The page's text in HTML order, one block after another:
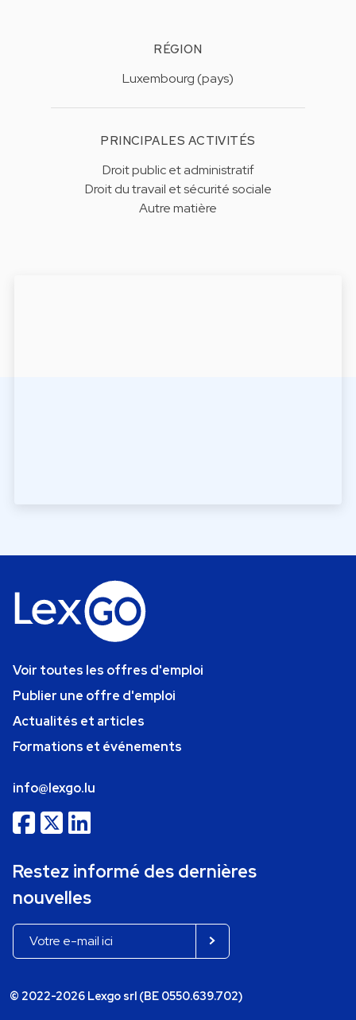
RÉGION
Luxembourg (pays)
PRINCIPALES ACTIVITÉS
Droit public et administratif
Droit du travail et sécurité sociale
Autre matière
Voir toutes les offres d'emploi
Publier une offre d'emploi
Actualités et articles
Formations et événements
info@lexgo.lu
Restez informé des dernières
nouvelles
© 2022-2026 Lexgo srl (BE 0550.639.702)